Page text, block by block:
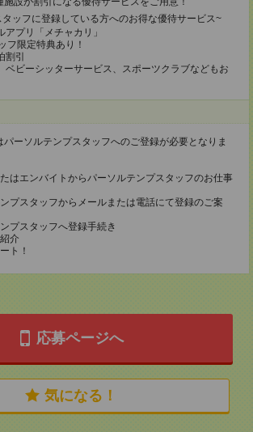
ッフに登録している方へのお得な優待サービス~
プリ「メチャカリ」
フ限定特典あり！
引
ベビーシッターサービス、スポーツクラブなどもお
ーソルテンプスタッフへのご登録が必要となりま
はエンバイトからパーソルテンプスタッフのお仕事
プスタッフからメールまたは電話にて登録のご案
プスタッフへ登録手続き
介
ト！
応募ページへ
気になる！